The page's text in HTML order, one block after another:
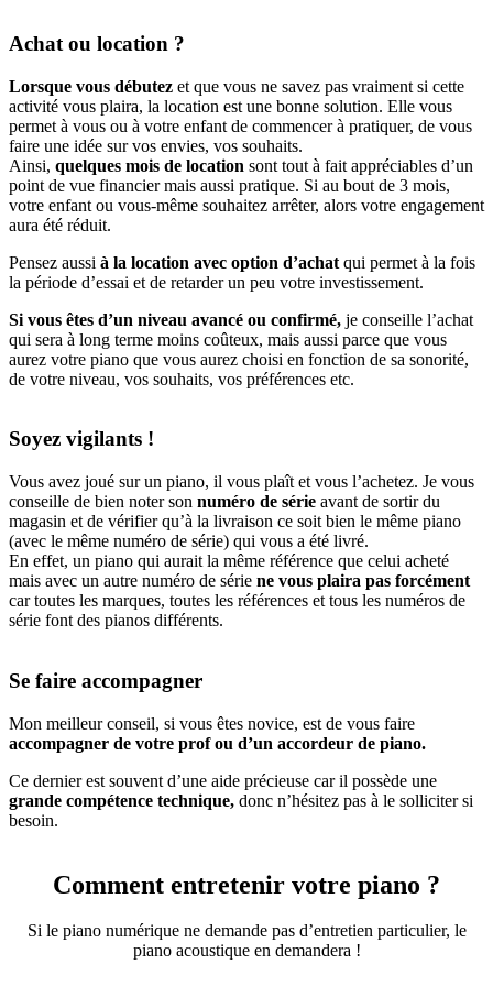
Achat ou location ?
Lorsque vous débutez et que vous ne savez pas vraiment si cette
activité vous plaira, la location est une bonne solution. Elle vous
permet à vous ou à votre enfant de commencer à pratiquer, de vous
faire une idée sur vos envies, vos souhaits.
Ainsi, quelques mois de location sont tout à fait appréciables d’un
point de vue financier mais aussi pratique. Si au bout de 3 mois,
votre enfant ou vous-même souhaitez arrêter, alors votre engagement
aura été réduit.
Pensez aussi à la location avec option d’achat qui permet à la fois
la période d’essai et de retarder un peu votre investissement.
Si vous êtes d’un niveau avancé ou confirmé, je conseille l’achat
qui sera à long terme moins coûteux, mais aussi parce que vous
aurez votre piano que vous aurez choisi en fonction de sa sonorité,
de votre niveau, vos souhaits, vos préférences etc.
Soyez vigilants !
Vous avez joué sur un piano, il vous plaît et vous l’achetez. Je vous
conseille de bien noter son numéro de série avant de sortir du
magasin et de vérifier qu’à la livraison ce soit bien le même piano
(avec le même numéro de série) qui vous a été livré.
En effet, un piano qui aurait la même référence que celui acheté
mais avec un autre numéro de série ne vous plaira pas forcément
car toutes les marques, toutes les références et tous les numéros de
série font des pianos différents.
Se faire accompagner
Mon meilleur conseil, si vous êtes novice, est de vous faire
accompagner de votre prof ou d’un accordeur de piano.
Ce dernier est souvent d’une aide précieuse car il possède une
grande compétence technique, donc n’hésitez pas à le solliciter si
besoin.
Comment entretenir votre piano ?
Si le piano numérique ne demande pas d’entretien particulier, le
piano acoustique en demandera !